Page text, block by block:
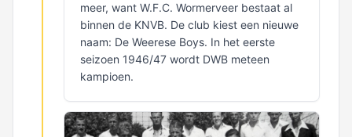
meer, want W.F.C. Wormerveer bestaat al
binnen de KNVB. De club kiest een nieuwe
naam: De Weerese Boys. In het eerste
seizoen 1946/47 wordt DWB meteen
kampioen.